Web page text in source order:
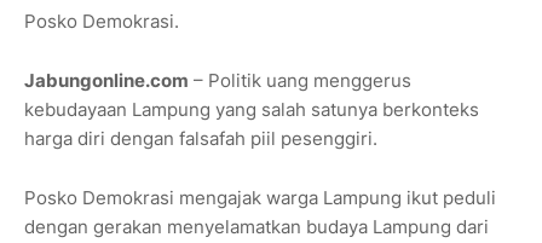
Posko Demokrasi.
Jabungonline.com – Politik uang menggerus
kebudayaan Lampung yang salah satunya berkonteks
harga diri dengan falsafah piil pesenggiri.
Posko Demokrasi mengajak warga Lampung ikut peduli
dengan gerakan menyelamatkan budaya Lampung dari